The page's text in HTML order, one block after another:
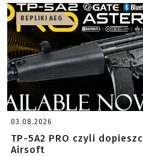
REPLIKI AEG
03.08.2026
TP-5A2 PRO czyli
Airsoft